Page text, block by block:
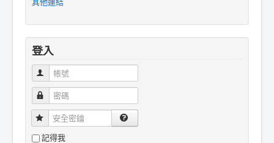
登入
帳號
密碼
安全密鑰
記得我